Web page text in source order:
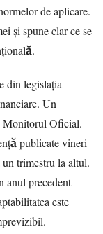
de aplicare.
și spune clar ce se
din legislația
Un
Monitorul Oficial.
publicate vineri
un trimestru la altul.
anul precedent
este